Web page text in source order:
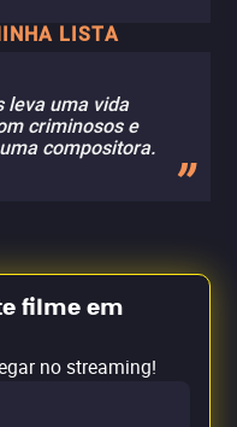
LISTA
leva uma vida
criminosos e
compositora.
filme em
no streaming!